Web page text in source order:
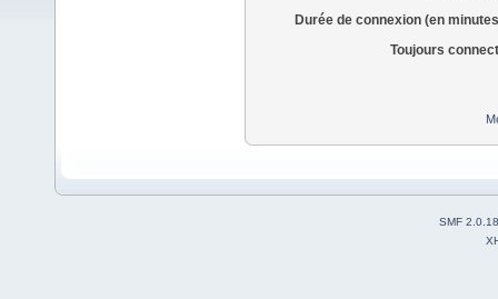
Durée de connexion (en
Toujours
SMF 2.0.18